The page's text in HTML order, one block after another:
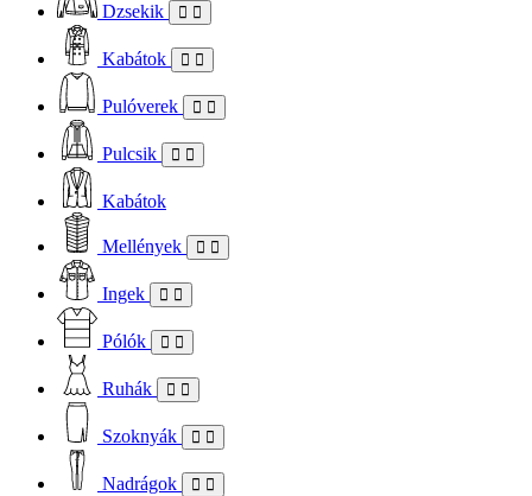
Dzsekik
Kabátok
Pulóverek
Pulcsik
Kabátok
Mellények
Ingek
Pólók
Ruhák
Szoknyák
Nadrágok